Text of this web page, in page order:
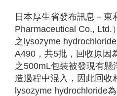
日本厚生省發布訊息－東
Pharmaceutical Co., Ltd.
之lysozyme
A490，共5批，回收原因
之500mL包裝被發現有懸
造過程中混入，因此回收
lysozyme hydrochloride